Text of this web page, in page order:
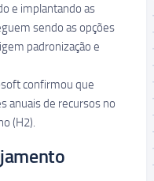
e implantando as
sendo as opções
padronização e
confirmou que
anuais de recursos no
(H2).